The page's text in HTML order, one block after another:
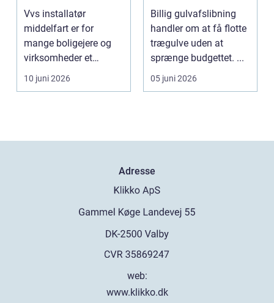
almindelig service
Vvs installatør
middelfart er for
mange boligejere og
virksomheder et
søgeord, der duk...
10 juni 2026
være vejen til
flottere gulve
Billig gulvafslibning
handler om at få flotte
trægulve uden at
sprænge budgettet. ...
05 juni 2026
Adresse
web:
www.klikko.dk